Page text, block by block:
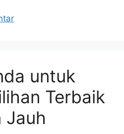
untuk
Terbaik
Jauh